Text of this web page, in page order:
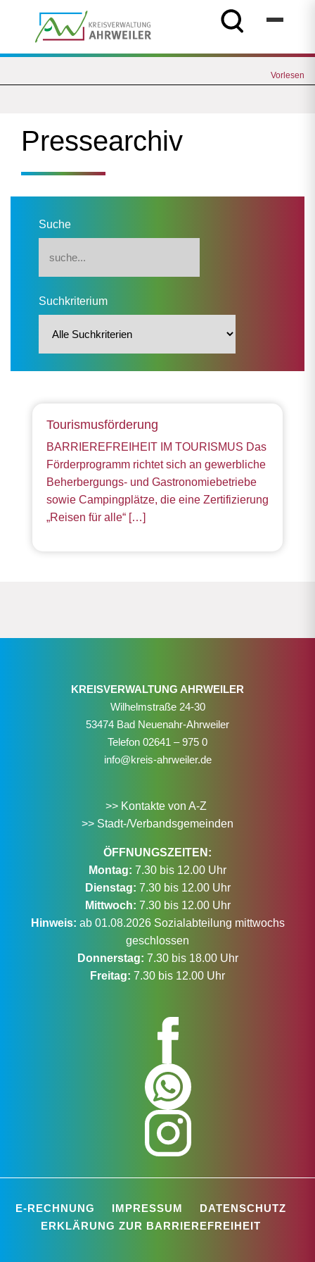
Vorlesen
Pressearchiv
Suche
Suchkriterium
Tourismusförderung
BARRIEREFREIHEIT IM TOURISMUS Das
Förderprogramm richtet sich an gewerbliche
Beherbergungs- und Gastronomiebetriebe
sowie Campingplätze, die eine Zertifizierung
„Reisen für alle“ […]
KREISVERWALTUNG AHRWEILER
Wilhelmstraße 24-30
53474 Bad Neuenahr-Ahrweiler
Telefon 02641 – 975 0
info@kreis-ahrweiler.de
>> Kontakte von A-Z
>> Stadt-/Verbandsgemeinden
ÖFFNUNGSZEITEN:
Montag: 7.30 bis 12.00 Uhr
Dienstag: 7.30 bis 12.00 Uhr
Mittwoch: 7.30 bis 12.00 Uhr
Hinweis: ab 01.08.2026 Sozialabteilung mittwochs
geschlossen
Donnerstag: 7.30 bis 18.00 Uhr
Freitag: 7.30 bis 12.00 Uhr
E-RECHNUNG IMPRESSUM
DATENSCHUTZ
ERKLÄRUNG ZUR BARRIEREFREIHEIT